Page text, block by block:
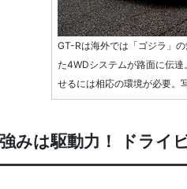
GT-Rは海外では「ゴジラ」
た4WDシステムが路面に伝
せるには相応の環境が必要。
みは駆動力！ ドライ